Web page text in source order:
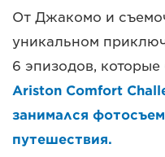
От Джакомо и
уникальном
6 эпизодов,
Ariston Comfort
занимался
путешествия.